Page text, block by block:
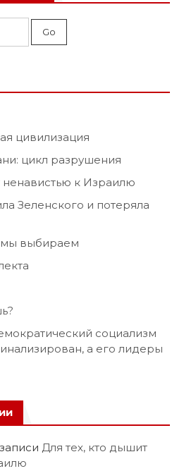
цивилизация
цикл разрушения
ненавистью к Израилю
Зеленского и потеряла
мы выбираем
социализм
а его лидеры
Для тех, кто дышит